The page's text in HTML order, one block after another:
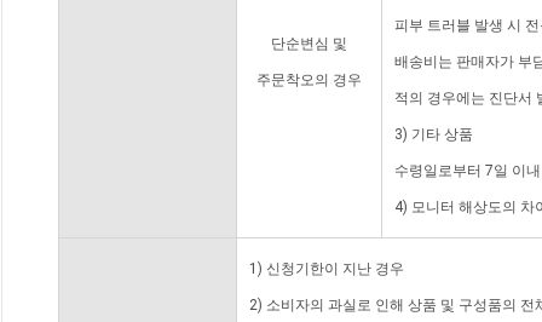
단순변심 및
주문착오의 경우
피부 트러블 발생 시
배송비는 판매자가 부
적의 경우에는 진단서
3) 기타 상품
수령일로부터 7일 이
4) 모니터 해상도의 차
1) 신청기한이 지난 경우
2) 소비자의 과실로 인해 상품 및 구성품의